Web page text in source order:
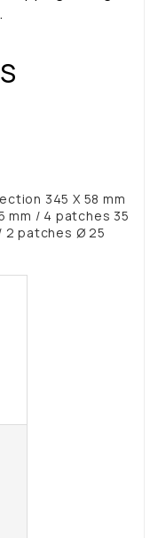
345 X 58 mm
mm / 4 patches 35
2 patches Ø 25